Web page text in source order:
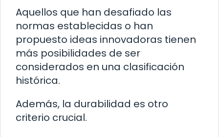
Aquellos que han desafiado las
normas establecidas o han
propuesto ideas innovadoras tienen
más posibilidades de ser
considerados en una clasificación
histórica.
Además, la durabilidad es otro
criterio crucial.